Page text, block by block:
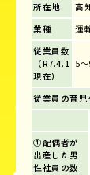
所在地
高
業種
運
従業員数
（R7.4.1
現在）
5
従業員の育
①配偶者が
出産した男
性社員の数